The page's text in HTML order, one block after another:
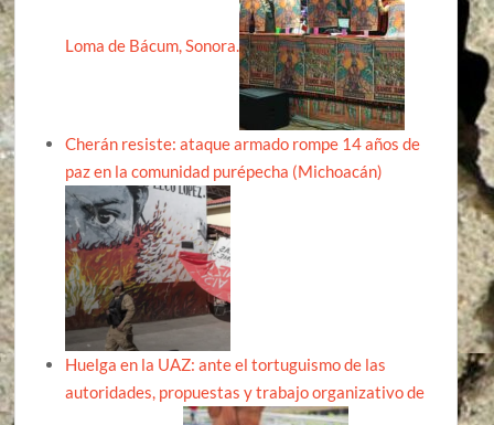
Loma de Bácum, Sonora.
Cherán resiste: ataque armado rompe 14 años de
paz en la comunidad purépecha (Michoacán)
Huelga en la UAZ: ante el tortuguismo de las
autoridades, propuestas y trabajo organizativo de